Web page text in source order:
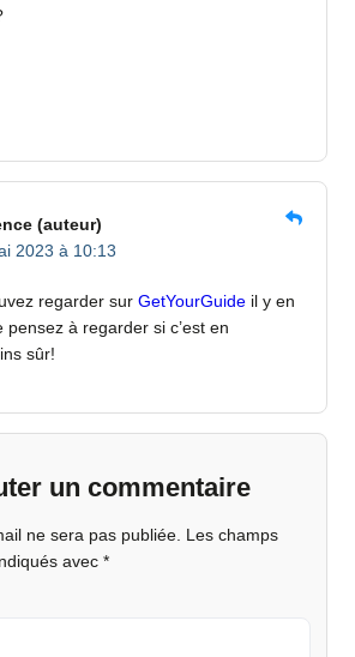
(auteur)
2023 à 10:13
regarder sur GetYourGuide il y en
pensez à regarder si c’est en
sûr!
un commentaire
ne sera pas publiée. Les champs
avec *